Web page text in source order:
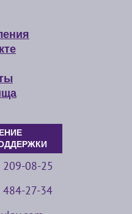
209-08-25
484-27-34